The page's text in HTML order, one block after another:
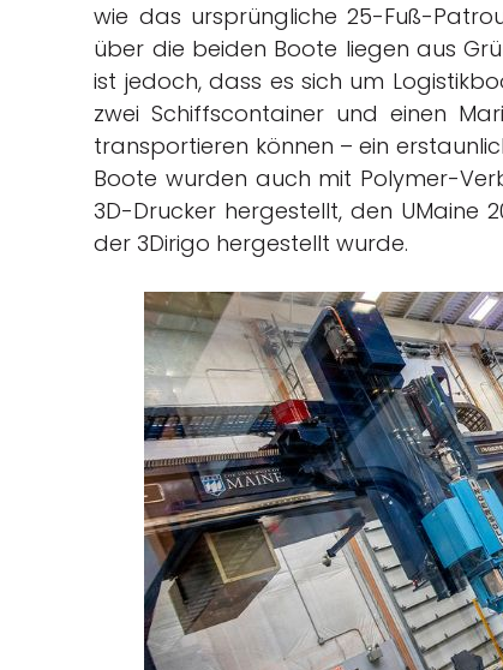
wie das ursprüngliche 25-Fuß-
über die beiden Boote liegen aus
ist jedoch, dass es sich um
zwei Schiffscontainer und einen
transportieren können – ein
Boote wurden auch mit Polymer-
3D-Drucker hergestellt, den UMaine
der 3Dirigo hergestellt wurde.